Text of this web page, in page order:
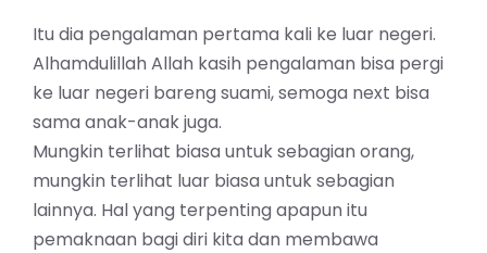
Itu dia pengalaman pertama kali ke luar negeri.
Alhamdulillah Allah kasih pengalaman bisa pergi
ke luar negeri bareng suami, semoga next bisa
sama anak-anak juga.
Mungkin terlihat biasa untuk sebagian orang,
mungkin terlihat luar biasa untuk sebagian
lainnya. Hal yang terpenting apapun itu
pemaknaan bagi diri kita dan membawa